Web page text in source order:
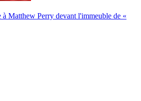
Matthew Perry devant l'immeuble de «